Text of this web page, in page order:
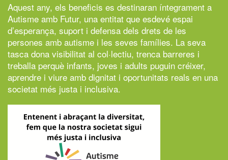
Aquest any, els beneficis es destinaran íntegrament a
Autisme amb Futur, una entitat que esdevé espai
d’esperança, suport i defensa dels drets de les
persones amb autisme i les seves famílies. La seva
tasca dona visibilitat al col·lectiu, trenca barreres i
treballa perquè infants, joves i adults puguin créixer,
aprendre i viure amb dignitat i oportunitats reals en una
societat més justa i inclusiva.